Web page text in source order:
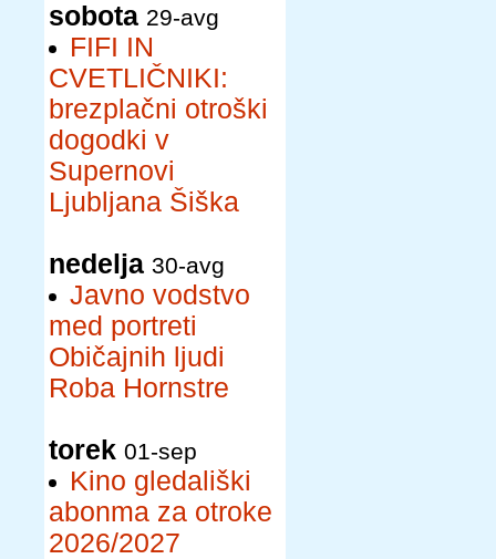
sobota 29-avg
FIFI IN
CVETLIČNIKI:
brezplačni otroški
dogodki v
Supernovi
Ljubljana Šiška
nedelja 30-avg
Javno vodstvo
med portreti
Običajnih ljudi
Roba Hornstre
torek 01-sep
Kino gledališki
abonma za otroke
2026/2027